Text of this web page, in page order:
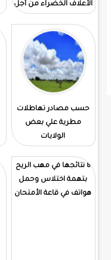
الأعلاف الخضراء من أجل
حسب مصادر تهاطلات
مطرية علي بعض
الولايات
8 نتائجها في مهب الريح
بتهمة اختلاس وحمل
هواتف في قاعة الأمتحان